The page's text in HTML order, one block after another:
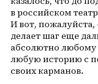
в российском
И вот,
делает шаг еще
абсолютно любому
любую историю с
своих карманов.